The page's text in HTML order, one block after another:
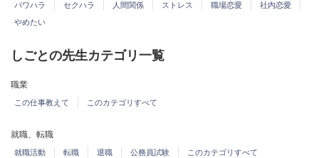
パワハラ セクハラ 人間関係 ストレス 職場恋愛
社内恋愛
やめたい
しごとの先生カテゴリ一覧
職業
この仕事教えて このカテゴリすべて
就職、転職
就職活動 転職 退職 公務員試験 このカテゴリすべて